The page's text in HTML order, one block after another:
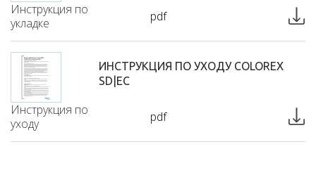
Инструкция по
укладке
pdf
ИНСТРУКЦИЯ ПО УХОДУ COLOREX
SD|EC
Инструкция по
уходу
pdf